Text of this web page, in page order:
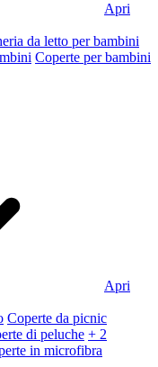
Apri
da letto per bambini
Coperte per bambini
Apri
Coperte da picnic
di peluche + 2
in microfibra